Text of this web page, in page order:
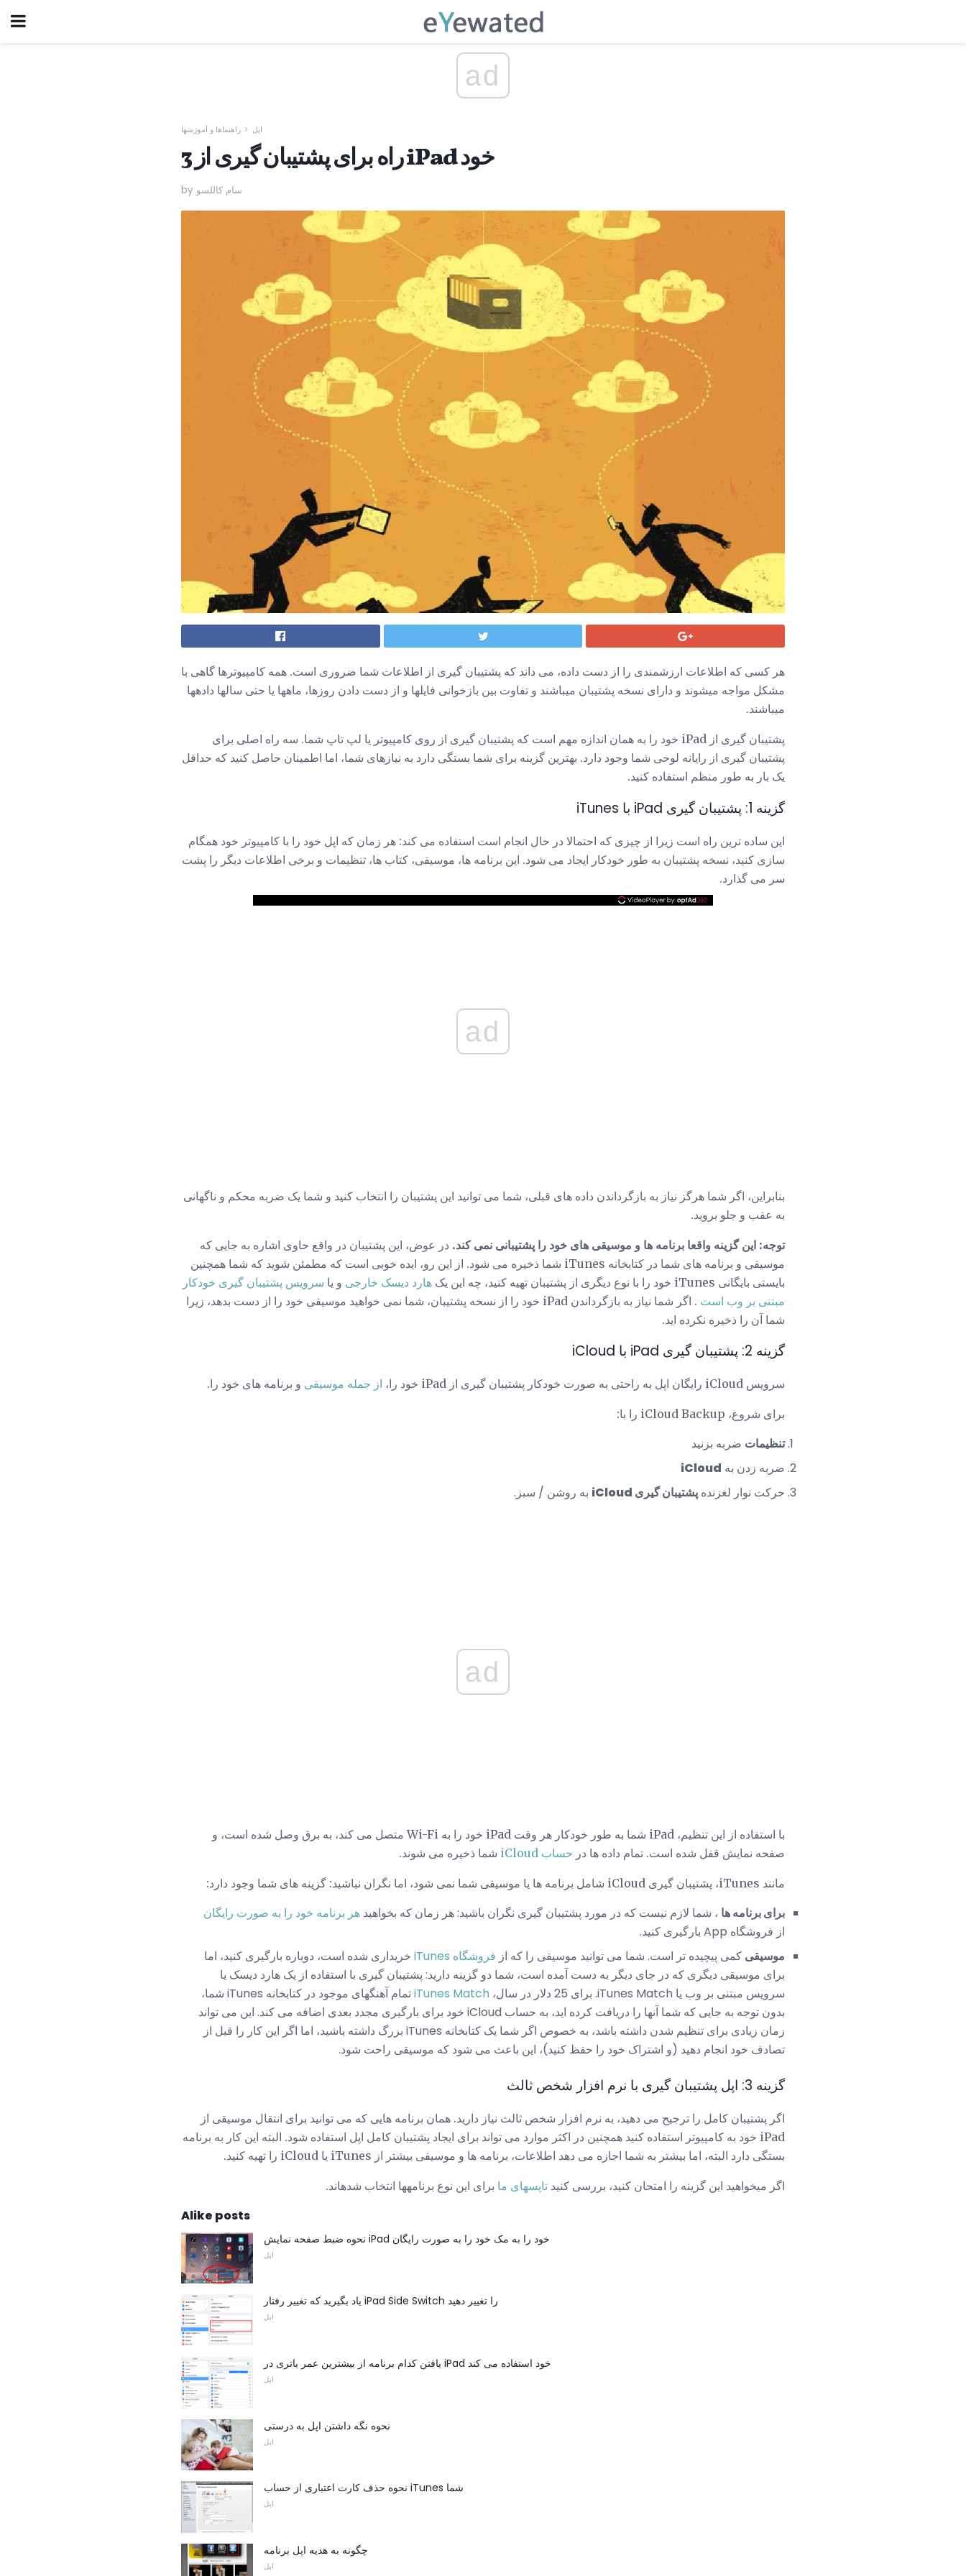
ad
اپل راهنماها و آموزشها
3 راه برای پشتیبان گیری از iPad خود
by سام کاللسو
هر کسی که اطلاعات ارزشمندی را از دست داده، می داند که پشتیبان گیری از اطلاعات شما ضروری است. همه کامپیوترها گاهی با
مشکل مواجه میشوند و دارای نسخه پشتیبان میباشند و تفاوت بین بازخوانی فایلها و از دست دادن روزها، ماهها یا حتی سالها دادهها
میباشند.
پشتیبان گیری از iPad خود را به همان اندازه مهم است که پشتیبان گیری از روی کامپیوتر یا لپ تاپ شما. سه راه اصلی برای
پشتیبان گیری از رایانه لوحی شما وجود دارد. بهترین گزینه برای شما بستگی دارد به نیازهای شما، اما اطمینان حاصل کنید که حداقل
یک بار به طور منظم استفاده کنید.
گزینه 1: پشتیبان گیری iPad با iTunes
این ساده ترین راه است زیرا از چیزی که احتمالا در حال انجام است استفاده می کند: هر زمان که اپل خود را با کامپیوتر خود همگام
سازی کنید، نسخه پشتیبان به طور خودکار ایجاد می شود. این برنامه ها، موسیقی، کتاب ها، تنظیمات و برخی اطلاعات دیگر را پشت
سر می گذارد.
ad
بنابراین، اگر شما هرگز نیاز به بازگرداندن داده های قبلی، شما می توانید این پشتیبان را انتخاب کنید و شما یک ضربه محکم و ناگهانی
به عقب و جلو بروید.
توجه: این گزینه واقعا برنامه ها و موسیقی های خود را پشتیبانی نمی کند. در عوض، این پشتیبان در واقع حاوی اشاره به جایی که
موسیقی و برنامه های شما در کتابخانه iTunes شما ذخیره می شود. از این رو، ایده خوبی است که مطمئن شوید که شما همچنین
بایستی بایگانی iTunes خود را با نوع دیگری از پشتیبان تهیه کنید، چه این یک
هارد دیسک خارجی و یا سرویس پشتیبان گیری خودکار
مبتنی بر وب است
. اگر شما نیاز به بازگرداندن iPad خود را از نسخه پشتیبان، شما نمی خواهید موسیقی خود را از دست بدهد، زیرا
شما آن را ذخیره نکرده اید.
گزینه 2: پشتیبان گیری iPad با iCloud
سرویس iCloud رایگان اپل به راحتی به صورت خودکار پشتیبان گیری از iPad خود را، از جمله موسیقی و برنامه های خود را.
برای شروع، iCloud Backup را با:
تنظیمات ضربه بزنید
ضربه زدن به iCloud
حرکت نوار لغزندهپشتیبان گیری iCloud به روشن / سبز.
ad
با استفاده از این تنظیم، iPad شما به طور خودکار هر وقت iPad خود را به Wi-Fi متصل می کند، به برق وصل شده است، و
صفحه نمایش قفل شده است. تمام داده ها در حساب iCloud شما ذخیره می شوند.
مانند iTunes، پشتیبان گیری iCloud شامل برنامه ها یا موسیقی شما نمی شود، اما نگران نباشید: گزینه های شما وجود دارد:
برای برنامه ها ، شما لازم نیست که در مورد پشتیبان گیری نگران باشید: هر زمان که بخواهید هر برنامه خود را به صورت رایگان
از فروشگاه App بارگیری کنید.
موسیقی کمی پیچیده تر است. شما می توانید موسیقی را که از فروشگاه iTunes
خریداری شده است، دوباره بارگیری کنید، اما
برای موسیقی دیگری که در جای دیگر به دست آمده است، شما دو گزینه دارید: پشتیبان گیری با استفاده از یک هارد دیسک یا
سرویس مبتنی بر وب یا iTunes Match. برای 25 دلار در سال،
iTunes Match
تمام آهنگهای موجود در کتابخانه iTunes شما،
بدون توجه به جایی که شما آنها را دریافت کرده اید، به حساب iCloud خود برای بارگیری مجدد بعدی اضافه می کند. این می تواند
زمان زیادی برای تنظیم شدن داشته باشد، به خصوص اگر شما یک کتابخانه iTunes بزرگ داشته باشید، اما اگر این کار را قبل از
تصادف خود انجام دهید (و اشتراک خود را حفظ کنید)، این باعث می شود که موسیقی راحت شود.
گزینه 3: اپل پشتیبان گیری با نرم افزار شخص ثالث
اگر پشتیبان کامل را ترجیح می دهید، به نرم افزار شخص ثالث نیاز دارید. همان برنامه هایی که می توانید برای انتقال موسیقی از
iPad خود به کامپیوتر استفاده کنید همچنین در اکثر موارد می تواند برای ایجاد پشتیبان کامل اپل استفاده شود. البته این کار به برنامه
بستگی دارد البته، اما بیشتر به شما اجازه می دهد اطلاعات، برنامه ها و موسیقی بیشتر از iTunes یا iCloud را تهیه کنید.
اگر میخواهید این گزینه را امتحان کنید، بررسی کنید تاپسهای ما برای این نوع برنامهها انتخاب شدهاند.
Alike posts
نحوه ضبط صفحه نمایش iPad خود را به مک خود را به صورت رایگان
اپل
یاد بگیرید که تغییر رفتار iPad Side Switch را تغییر دهید
اپل
یافتن کدام برنامه از بیشترین عمر باتری در iPad خود استفاده می کند
اپل
نحوه نگه داشتن اپل به درستی
اپل
نحوه حذف کارت اعتباری از حساب iTunes شما
اپل
چگونه به هدیه اپل برنامه
اپل